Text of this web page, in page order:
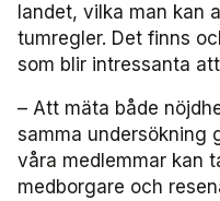
Serviceresor 2023
Serviceresor 2022
Miljö­nätverket 2024
Miljö­nätverket 2023
Miljö­nätverket 2022
Skolskjuts 2025
Trygghets­nätverket
Trygghets­nätverket
landet, vilka man kan
tumregler. Det finns
som blir intressanta
– Att mäta både
samma undersökning
våra medlemmar kan
medborgare och